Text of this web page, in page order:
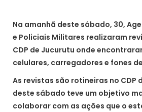
Na amanhã deste sábado, 30,
e Policiais Militares realizaram
CDP de Jucurutu onde
celulares, carregadores e fones
As revistas são rotineiras no CDP
deste sábado teve um objetivo
colaborar com as ações que o